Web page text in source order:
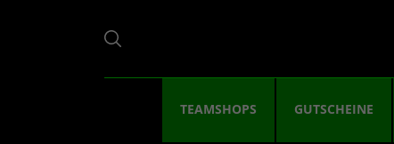
TEAMSHOPS GUTSCHEINE